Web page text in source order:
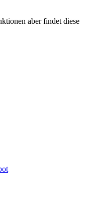
aber findet diese